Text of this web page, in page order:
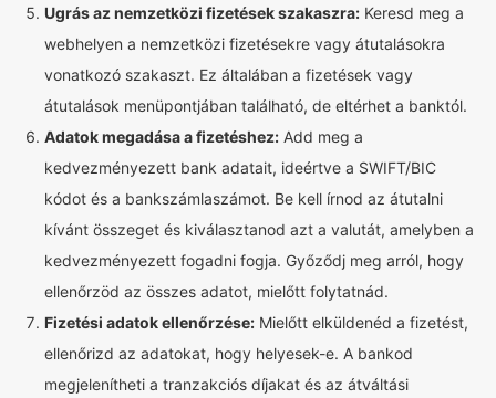
Ugrás az nemzetközi fizetések szakaszra: Keresd meg a
webhelyen a nemzetközi fizetésekre vagy átutalásokra
vonatkozó szakaszt. Ez általában a fizetések vagy
átutalások menüpontjában található, de eltérhet a banktól.
Adatok megadása a fizetéshez: Add meg a
kedvezményezett bank adatait, ideértve a SWIFT/BIC
kódot és a bankszámlaszámot. Be kell írnod az átutalni
kívánt összeget és kiválasztanod azt a valutát, amelyben a
kedvezményezett fogadni fogja. Győződj meg arról, hogy
ellenőrzöd az összes adatot, mielőtt folytatnád.
Fizetési adatok ellenőrzése: Mielőtt elküldenéd a fizetést,
ellenőrizd az adatokat, hogy helyesek-e. A bankod
megjelenítheti a tranzakciós díjakat és az átváltási